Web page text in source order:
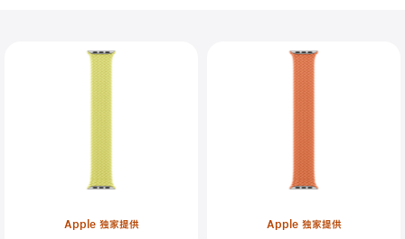
Apple 独家提供 Apple 独家提供